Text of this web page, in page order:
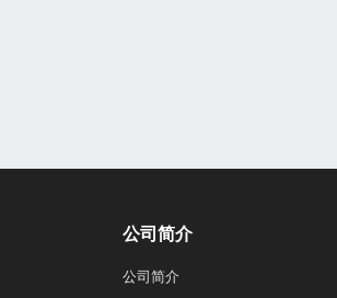
公司简介
公司简介